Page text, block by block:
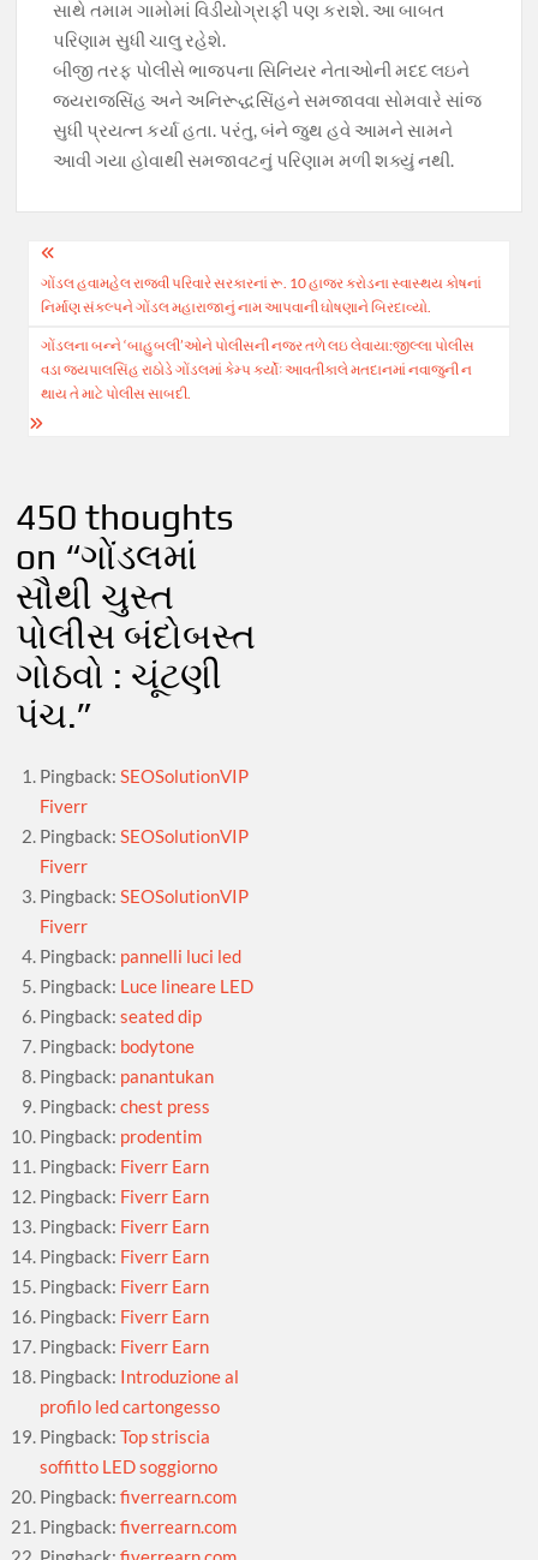
સાથે તમામ ગામોમાં વિડીયોગ્રાફી પણ કરાશે. આ બાબત
પરિણામ સુધી ચાલુ રહેશે.
બીજી તરફ પોલીસે ભાજપના સિનિયર નેતાઓની મદદ લઇને
જયરાજસિંહ અને અનિરૂદ્ધસિંહને સમજાવવા સોમવારે સાંજ
સુધી પ્રયત્ન કર્યા હતા. પરંતુ, બંને જુથ હવે આમને સામને
આવી ગયા હોવાથી સમજાવટનું પરિણામ મળી શક્યું નથી.
Post
navigation
ગોંડલ હવામહેલ રાજવી પરિવારે સરકારનાં રૂ. 10 હાજર કરોડના સ્વાસ્થય કોષનાં
નિર્માણ સંકલ્પને ગોંડલ મહારાજાનું નામ આપવાની ઘોષણાને બિરદાવ્યો.
ગોંડલના બન્‍ને ‘બાહુબલી’ઓને પોલીસની નજર તળે લઇ લેવાયા:જીલ્લા પોલીસ
વડા જયપાલસિંહ રાઠોડે ગોંડલમાં કેમ્‍પ કર્યોઃ આવતીકાલે મતદાનમાં નવાજુની ન
થાય તે માટે પોલીસ સાબદી.
450 thoughts
on “ગોંડલમાં
સૌથી ચુસ્ત
પોલીસ બંદોબસ્ત
ગોઠવો : ચૂંટણી
પંચ.”
Pingback:SEOSolutionVIP
Fiverr
Pingback:SEOSolutionVIP
Fiverr
Pingback:SEOSolutionVIP
Fiverr
Pingback: pannelli luci led
Pingback: Luce lineare LED
Pingback:seated dip
Pingback: bodytone
Pingback: panantukan
Pingback:chest press
Pingback: prodentim
Pingback: Fiverr Earn
Pingback: Fiverr Earn
Pingback: Fiverr Earn
Pingback: Fiverr Earn
Pingback: Fiverr Earn
Pingback: Fiverr Earn
Pingback: Fiverr Earn
Pingback: Introduzione al
profilo led cartongesso
Pingback:Top striscia
soffitto LED soggiorno
Pingback:fiverrearn.com
Pingback:fiverrearn.com